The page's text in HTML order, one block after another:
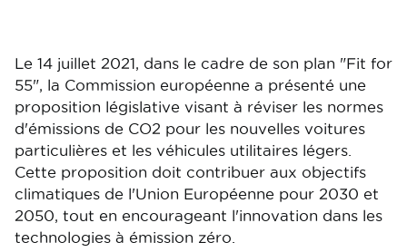
Le 14 juillet 2021, dans le cadre de son plan "Fit for
55", la Commission européenne a présenté une
proposition législative visant à réviser les normes
d'émissions de CO2 pour les nouvelles voitures
particulières et les véhicules utilitaires légers.
Cette proposition doit contribuer aux objectifs
climatiques de l'Union Européenne pour 2030 et
2050, tout en encourageant l'innovation dans les
technologies à émission zéro.